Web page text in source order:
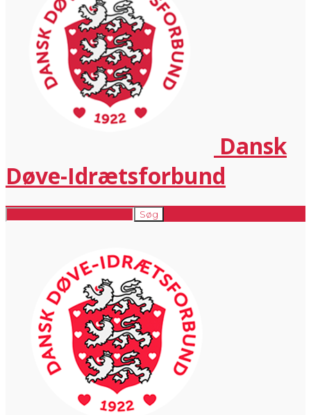
Dansk
Døve-Idrætsforbund